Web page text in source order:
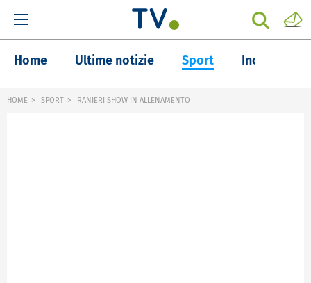
Home Ultime notizie Sport Inchieste
HOME SPORT RANIERI SHOW IN ALLENAMENTO